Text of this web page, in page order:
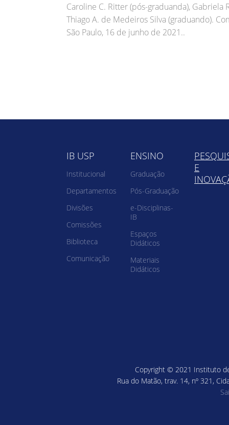
Caroline C. Ritter (pós-graduanda), Gabriela
Thiago A. de Medeiros Silva (graduando).
São Paulo, 16 de junho de 2021..
IB USP
Institucional
Departamentos
Divisões
Comissões
Biblioteca
Comunicação
ENSINO
Graduação
Pós-Graduação
e-Disciplinas-
IB
Espaços
Didáticos
Materiais
Didáticos
E
Copyright © 2021 Instituto
Rua do Matão, trav. 14, nº 321,